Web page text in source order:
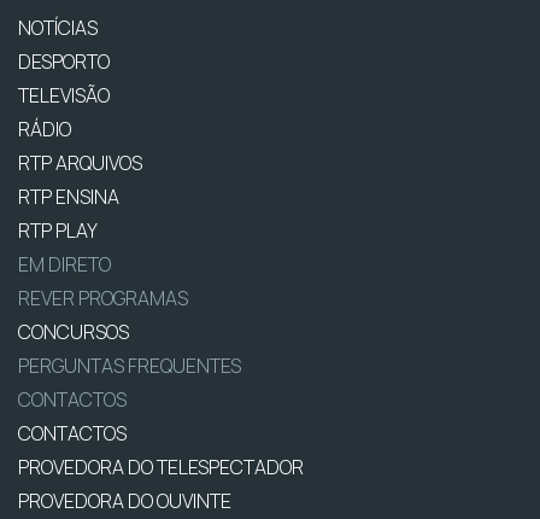
NOTÍCIAS
DESPORTO
TELEVISÃO
RÁDIO
RTP ARQUIVOS
RTP ENSINA
RTP PLAY
EM DIRETO
REVER PROGRAMAS
CONCURSOS
PERGUNTAS FREQUENTES
CONTACTOS
CONTACTOS
PROVEDORA DO TELESPECTADOR
PROVEDORA DO OUVINTE